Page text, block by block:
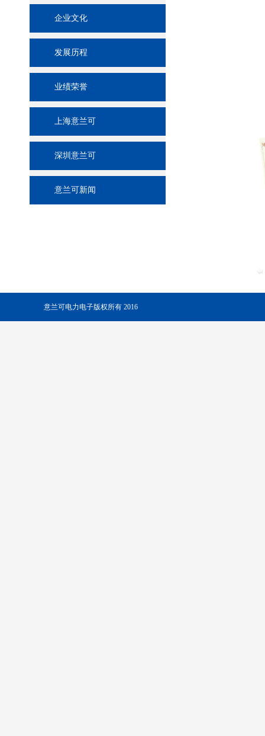
企业文化
发展历程
业绩荣誉
上海意兰可
深圳意兰可
意兰可新闻
意兰可电力电子版权所有 2016